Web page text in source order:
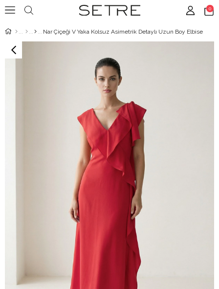
0
Nar Çiçeği V Yaka Kolsuz Asimetrik Detaylı Uzun Boy Elbise